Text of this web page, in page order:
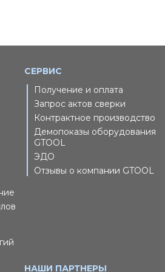
СЕРВИС
Получение и оплата
Запрос актов сверки
Контрактное производство
Демопоказы оборудования
GTOOL
ЭДО
Отзывы о компании GTOOL
НАШИ ПАРТНЕРЫ